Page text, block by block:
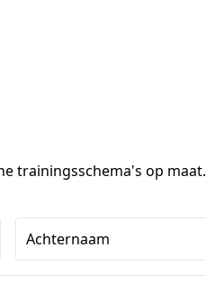
trainingsschema's op maat.
Achternaam